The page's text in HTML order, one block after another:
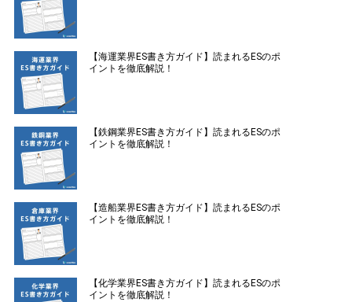
【海運業界ES書き方ガイド】読まれるESのポ
イントを徹底解説！
【鉄鋼業界ES書き方ガイド】読まれるESのポ
イントを徹底解説！
【造船業界ES書き方ガイド】読まれるESのポ
イントを徹底解説！
【化学業界ES書き方ガイド】読まれるESのポ
イントを徹底解説！